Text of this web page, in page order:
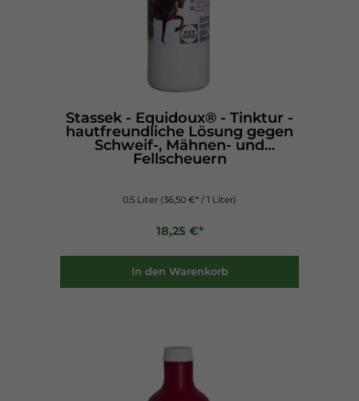
Stassek - Equidoux® - Tinktur -
hautfreundliche Lösung gegen
Schweif-, Mähnen- und
Fellscheuern
0.5 Liter (36,50 €* / 1 Liter)
18,25 €*
In den Warenkorb